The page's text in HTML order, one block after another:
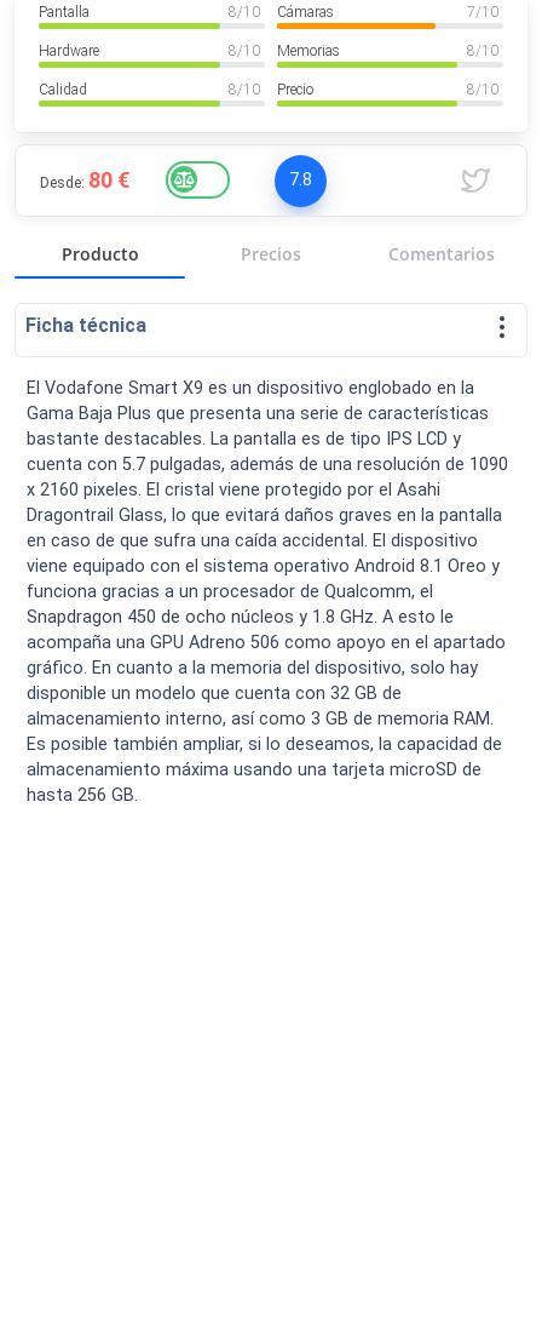
Luchinen
Uruguay
Hola me gustaría saber Si el celula...
VER MÁS
Pantalla 8/ 10 Cámaras 7/ 10
Hardware 8/ 10 Memorias 8/ 10
Calidad 8/ 10 Precio 8/ 10
Desde: 80 € 7.8
Producto Precios Comentarios
Ficha técnica
El Vodafone Smart X9 es un dispositivo englobado en la
Gama Baja Plus que presenta una serie de características
bastante destacables. La pantalla es de tipo IPS LCD y
cuenta con 5.7 pulgadas, además de una resolución de 1090
x 2160 pixeles. El cristal viene protegido por el Asahi
Dragontrail Glass, lo que evitará daños graves en la pantalla
en caso de que sufra una caída accidental. El dispositivo
viene equipado con el sistema operativo Android 8.1 Oreo y
funciona gracias a un procesador de Qualcomm, el
Snapdragon 450 de ocho núcleos y 1.8 GHz. A esto le
acompaña una GPU Adreno 506 como apoyo en el apartado
gráfico. En cuanto a la memoria del dispositivo, solo hay
disponible un modelo que cuenta con 32 GB de
almacenamiento interno, así como 3 GB de memoria RAM.
Es posible también ampliar, si lo deseamos, la capacidad de
almacenamiento máxima usando una tarjeta microSD de
hasta 256 GB.
Descargas Comparativas
Operadores Eventos Comparador